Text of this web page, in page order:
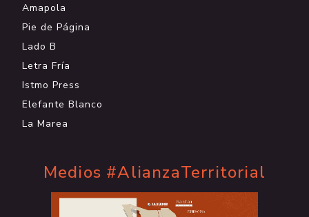
Amapola
Pie de Página
Lado B
Letra Fría
Istmo Press
Elefante Blanco
La Marea
Medios #AlianzaTerritorial